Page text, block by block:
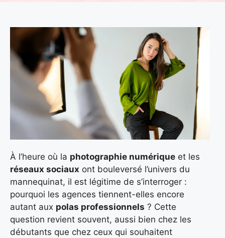
À l’heure où la photographie numérique et les
réseaux sociaux ont bouleversé l’univers du
mannequinat, il est légitime de s’interroger :
pourquoi les agences tiennent-elles encore
autant aux polas professionnels ? Cette
question revient souvent, aussi bien chez les
débutants que chez ceux qui souhaitent